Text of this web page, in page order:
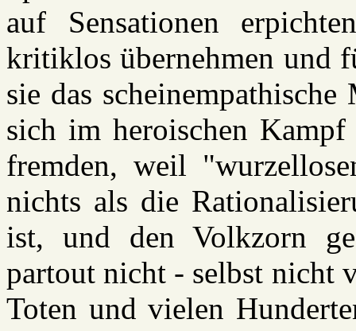
auf Sensationen
kritiklos übernehmen und
sie das
sich im heroischen
fremden, weil
nichts als die
ist, und den Volkzorn
partout nicht - selbst nicht
Toten und vielen